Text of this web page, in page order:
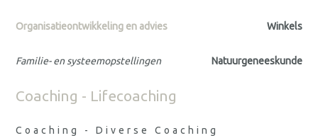
Organisatieontwikkeling en advies Winkels
Familie- en systeemopstellingen Natuurgeneeskunde
Coaching - Lifecoaching
Coaching - Diverse Coaching